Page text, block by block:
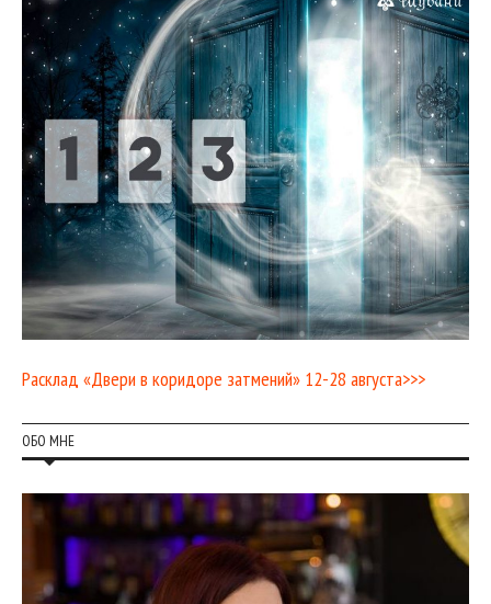
Расклад «Двери в коридоре затмений» 12-28 августа>>>
ОБО МНЕ